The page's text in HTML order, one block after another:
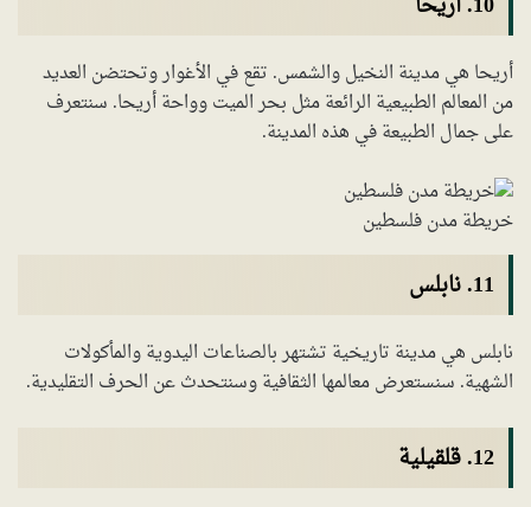
أريحا هي مدينة النخيل والشمس. تقع في الأغوار وتحتضن العديد
من المعالم الطبيعية الرائعة مثل بحر الميت وواحة أريحا. سنتعرف
على جمال الطبيعة في هذه المدينة.
خريطة مدن فلسطين
11. نابلس
نابلس هي مدينة تاريخية تشتهر بالصناعات اليدوية والمأكولات
الشهية. سنستعرض معالمها الثقافية وسنتحدث عن الحرف التقليدية.
12. قلقيلية